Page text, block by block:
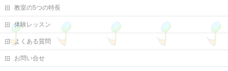
教室の5つの特長
体験レッスン
よくある質問
お問い合せ